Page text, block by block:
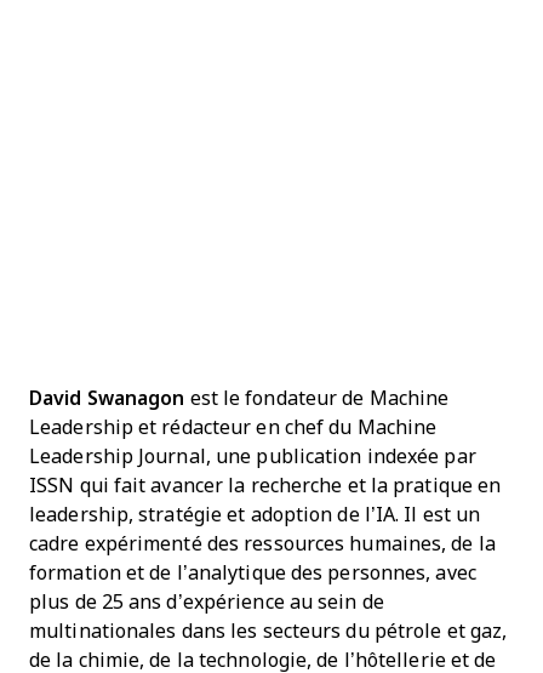
David Swanagon est le fondateur de Machine
Leadership et rédacteur en chef du Machine
Leadership Journal, une publication indexée par
ISSN qui fait avancer la recherche et la pratique en
leadership, stratégie et adoption de l’IA. Il est un
cadre expérimenté des ressources humaines, de la
formation et de l’analytique des personnes, avec
plus de 25 ans d’expérience au sein de
multinationales dans les secteurs du pétrole et gaz,
de la chimie, de la technologie, de l’hôtellerie et de